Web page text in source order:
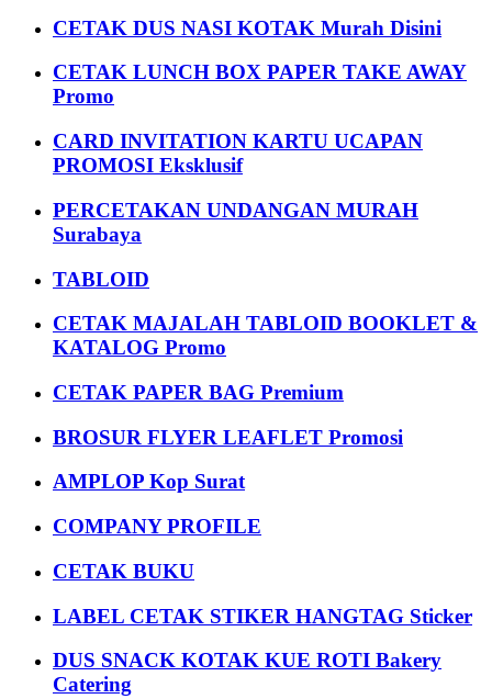
CETAK DUS NASI KOTAK Murah Disini
CETAK LUNCH BOX PAPER TAKE AWAY
Promo
CARD INVITATION KARTU UCAPAN
PROMOSI Eksklusif
PERCETAKAN UNDANGAN MURAH
Surabaya
TABLOID
CETAK MAJALAH TABLOID BOOKLET &
KATALOG Promo
CETAK PAPER BAG Premium
BROSUR FLYER LEAFLET Promosi
AMPLOP Kop Surat
COMPANY PROFILE
CETAK BUKU
LABEL CETAK STIKER HANGTAG Sticker
DUS SNACK KOTAK KUE ROTI Bakery
Catering